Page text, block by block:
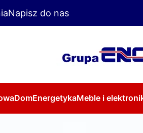
Napisz do nas
DomEnergetykaMeble i